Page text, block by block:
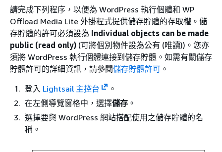
請完成下列程序，以便為 WordPress 執行個體和 WP
Offload Media Lite 外掛程式提供儲存貯體的存取權。儲
存貯體的許可必須設為 Individual objects can be made
public (read only) (可將個別物件設為公有 (唯讀))。您亦
須將 WordPress 執行個體連接到儲存貯體。如需有關儲存
貯體許可的詳細資訊，請參閱儲存貯體許可 。
登入 Lightsail 主控台
。
在左側導覽窗格中，選擇儲存 。
選擇要與 WordPress 網站搭配使用之儲存貯體的名
稱。